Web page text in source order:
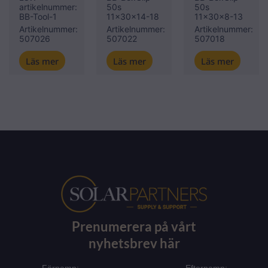
artikelnummer:
BB-Tool-1
Artikelnummer:
507026
Läs mer
50s
11x30x14-18
Artikelnummer:
507022
Läs mer
50s
11x30x8-13
Artikelnummer:
507018
Läs mer
Prenumerera på vårt
nyhetsbrev här